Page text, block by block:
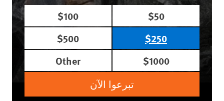
$50
$100
$250
$500
$1000
Other
تبرعوا الآن